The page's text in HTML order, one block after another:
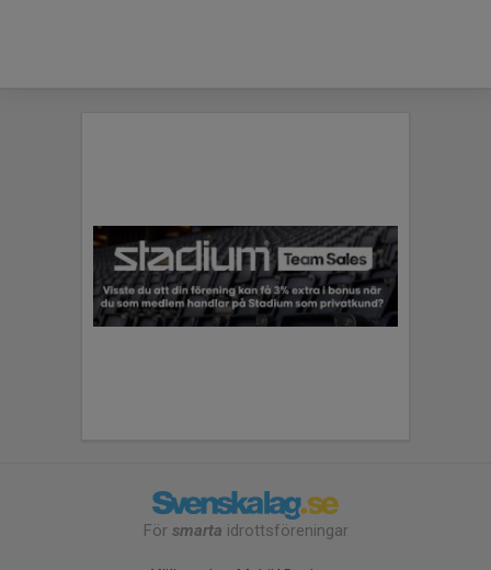
För smarta idrottsföreningar